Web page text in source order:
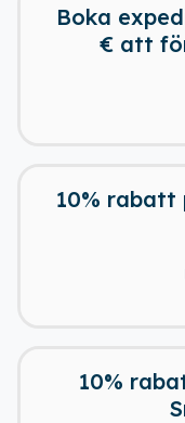
Boka
€ att
10% rabatt
10%